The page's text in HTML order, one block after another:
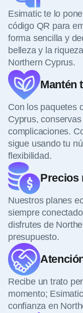
Esimatic te lo
código QR para
forma sencilla y
belleza y la
Northern Cyprus.
Mantén
Con los paquetes
Cyprus,
complicaciones.
sigue usando tu
flexibilidad.
Precios
Nuestros planes
siempre
disfrutes de
presupuesto.
Recibe un trato
momento;
confianza en